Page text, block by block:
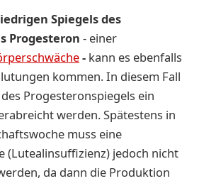
Spiegels des
Progesteron - einer
- kann es ebenfalls
kommen. In diesem Fall
Progesteronspiegels ein
werden. Spätestens in
muss eine
(Lutealinsuffizienz) jedoch nicht
da dann die Produktion